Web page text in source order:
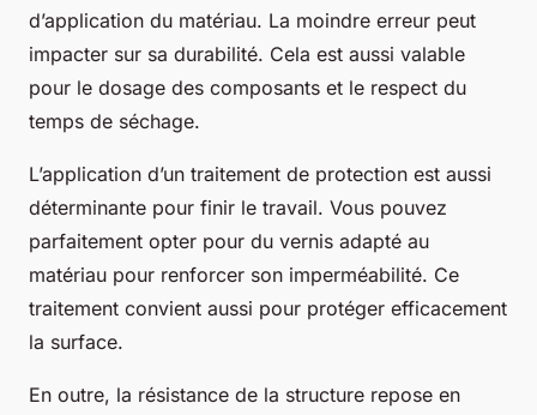
d’application du matériau. La moindre erreur peut
impacter sur sa durabilité. Cela est aussi valable
pour le dosage des composants et le respect du
temps de séchage.
L’application d’un traitement de protection est aussi
déterminante pour finir le travail. Vous pouvez
parfaitement opter pour du vernis adapté au
matériau pour renforcer son imperméabilité. Ce
traitement convient aussi pour protéger efficacement
la surface.
En outre, la résistance de la structure repose en